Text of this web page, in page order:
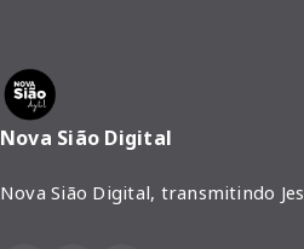
Nova Sião Digital
Nova Sião Digital, transmitindo